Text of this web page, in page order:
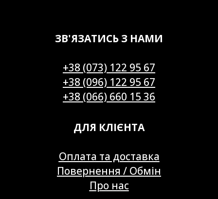
ЗВ'ЯЗАТИСЬ З НАМИ
+38 (073) 122 95 67
+38 (096) 122 95 67
+38 (066) 660 15 36
ДЛЯ КЛІЄНТА
Оплата та доставка
Повернення / Обмін
Про нас